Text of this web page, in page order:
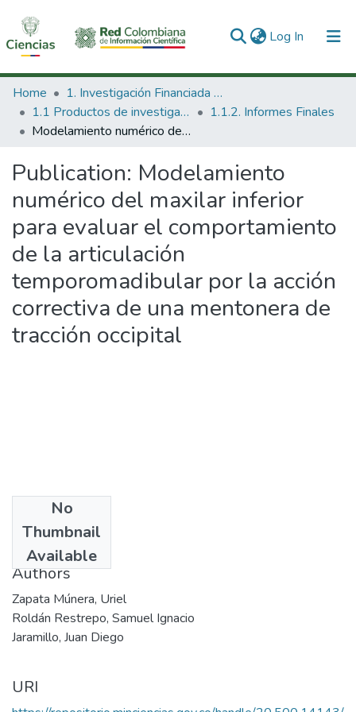
Log In (current)
Communities & Collections
All of DSpace
Home
1. Investigación Financiada con Recursos Públicos
1.1 Productos de investigación
1.1.2. Informes Finales
Modelamiento numérico del maxilar inferior para evaluar el comportamiento de la articulación temporomadibular por la acción correctiva de una mentonera de tracción occipital
Publication: Modelamiento
numérico del maxilar inferior
para evaluar el comportamiento
de la articulación
temporomadibular por la acción
correctiva de una mentonera de
tracción occipital
No
Thumbnail
Available
2002
Authors
Zapata Múnera, Uriel
Roldán Restrepo, Samuel Ignacio
Jaramillo, Juan Diego
URI